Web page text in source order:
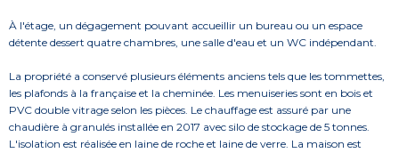
À l'étage, un dégagement pouvant accueillir un bureau ou un espace
détente dessert quatre chambres, une salle d'eau et un WC indépendant.
La propriété a conservé plusieurs éléments anciens tels que les tommettes,
les plafonds à la française et la cheminée. Les menuiseries sont en bois et
PVC double vitrage selon les pièces. Le chauffage est assuré par une
chaudière à granulés installée en 2017 avec silo de stockage de 5 tonnes.
L'isolation est réalisée en laine de roche et laine de verre. La maison est